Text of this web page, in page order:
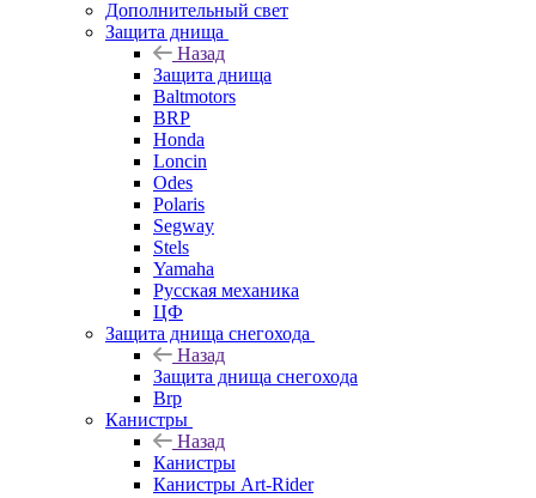
Дополнительный свет
Защита днища
Назад
Защита днища
Baltmotors
BRP
Honda
Loncin
Odes
Polaris
Segway
Stels
Yamaha
Русская механика
ЦФ
Защита днища снегохода
Назад
Защита днища снегохода
Brp
Канистры
Назад
Канистры
Канистры Art-Rider